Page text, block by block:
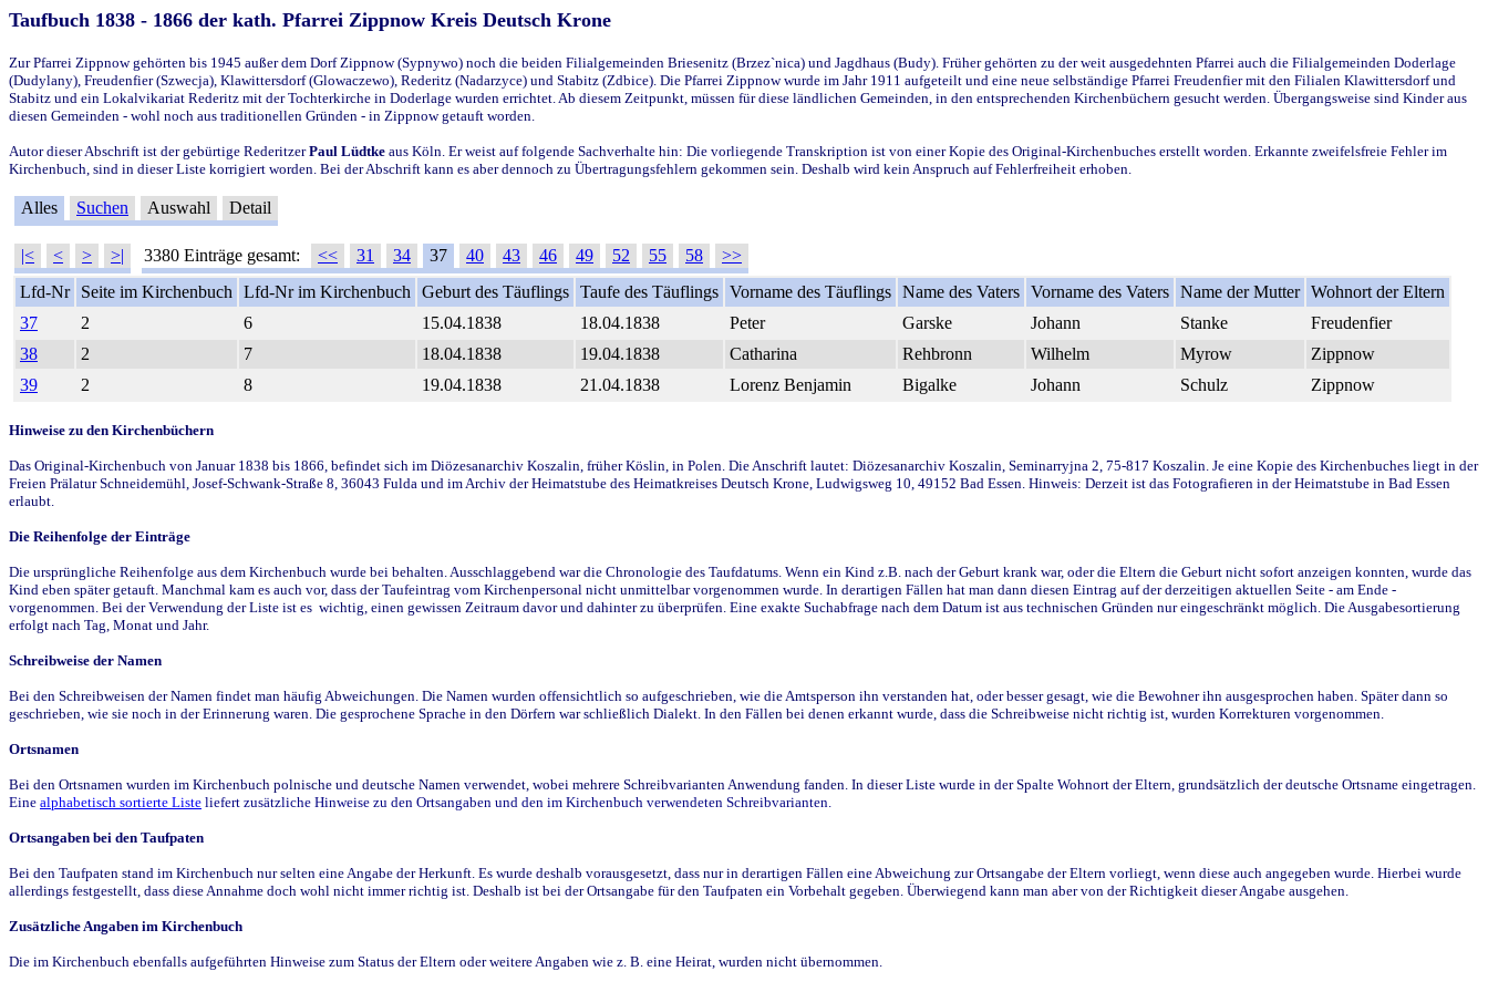
Taufbuch 1838 - 1866 der kath. Pfarrei Zippnow Kreis Deutsch Krone
Zur Pfarrei Zippnow gehörten bis 1945 außer dem Dorf Zippnow (Sypnywo) noch die beiden Filialgemeinden Briesenitz (Brzez`nica) und Jagdhaus (Budy). Früher gehörten zu der weit ausgedehnten Pfarrei auch die Filialgemeinden Doderlage
(Dudylany), Freudenfier (Szwecja), Klawittersdorf (Glowaczewo), Rederitz (Nadarzyce) und Stabitz (Zdbice). Die Pfarrei Zippnow wurde im Jahr 1911 aufgeteilt und eine neue selbständige Pfarrei Freudenfier mit den Filialen Klawittersdorf und
Stabitz und ein Lokalvikariat Rederitz mit der Tochterkirche in Doderlage wurden errichtet. Ab diesem Zeitpunkt, müssen für diese ländlichen Gemeinden, in den entsprechenden Kirchenbüchern gesucht werden. Übergangsweise sind Kinder aus
diesen Gemeinden - wohl noch aus traditionellen Gründen - in Zippnow getauft worden.
Autor dieser Abschrift ist der gebürtige RederitzerPaul Lüdtke aus Köln. Er weist auf folgende Sachverhalte hin: Die vorliegende Transkription ist von einer Kopie des Original-Kirchenbuches erstellt worden. Erkannte zweifelsfreie Fehler im
Kirchenbuch, sind in dieser Liste korrigiert worden. Bei der Abschrift kann es aber dennoch zu Übertragungsfehlern gekommen sein. Deshalb wird kein Anspruch auf Fehlerfreiheit erhoben.
Alles Suchen Auswahl Detail
|< < > >| 3380 Einträge gesamt: << 31 34 37 40 43 46 49 52 55 58
>>
Lfd-Nr
Seite im Kirchenbuch Lfd-Nr im Kirchenbuch Geburt des Täuflings Taufe des Täuflings Vorname des Täuflings Name des Vaters Vorname des Vaters Name der Mutter Wohnort der Eltern
37
2 6 15.04.1838 18.04.1838 Peter Garske Johann Stanke
Freudenfier
38
2 7 18.04.1838 19.04.1838 Catharina Rehbronn Wilhelm Myrow
Zippnow
39
2 8 19.04.1838 21.04.1838 Lorenz Benjamin Bigalke Johann Schulz Zippnow
Hinweise zu den Kirchenbüchern
Das Original-Kirchenbuch von Januar 1838 bis 1866, befindet sich im Diözesanarchiv Koszalin, früher Köslin, in Polen. Die Anschrift lautet: Diözesanarchiv Koszalin, Seminarryjna 2, 75-817 Koszalin. Je eine Kopie des Kirchenbuches liegt in der
Freien Prälatur Schneidemühl, Josef-Schwank-Straße 8, 36043 Fulda und im Archiv der Heimatstube des Heimatkreises Deutsch Krone, Ludwigsweg 10, 49152 Bad Essen. Hinweis: Derzeit ist das Fotografieren in der Heimatstube in Bad Essen
erlaubt.
Die Reihenfolge der Einträge
Die ursprüngliche Reihenfolge aus dem Kirchenbuch wurde bei behalten. Ausschlaggebend war die Chronologie des Taufdatums. Wenn ein Kind z.B. nach der Geburt krank war, oder die Eltern die Geburt nicht sofort anzeigen konnten, wurde das
Kind eben später getauft. Manchmal kam es auch vor, dass der Taufeintrag vom Kirchenpersonal nicht unmittelbar vorgenommen wurde. In derartigen Fällen hat man dann diesen Eintrag auf der derzeitigen aktuellen Seite - am Ende -
vorgenommen. Bei der Verwendung der Liste ist es wichtig, einen gewissen Zeitraum davor und dahinter zu überprüfen. Eine exakte Suchabfrage nach dem Datum ist aus technischen Gründen nur eingeschränkt möglich. Die Ausgabesortierung
erfolgt nach Tag, Monat und Jahr.
Schreibweise der Namen
Bei den Schreibweisen der Namen findet man häufig Abweichungen. Die Namen wurden offensichtlich so aufgeschrieben, wie die Amtsperson ihn verstanden hat, oder besser gesagt, wie die Bewohner ihn ausgesprochen haben. Später dann so
geschrieben, wie sie noch in der Erinnerung waren. Die gesprochene Sprache in den Dörfern war schließlich Dialekt. In den Fällen bei denen erkannt wurde, dass die Schreibweise nicht richtig ist, wurden Korrekturen vorgenommen.
Ortsnamen
Bei den Ortsnamen wurden im Kirchenbuch polnische und deutsche Namen verwendet, wobei mehrere Schreibvarianten Anwendung fanden. In dieser Liste wurde in der Spalte Wohnort der Eltern, grundsätzlich der deutsche Ortsname eingetragen.
Eine alphabetisch sortierte Liste liefert zusätzliche Hinweise zu den Ortsangaben und den im Kirchenbuch verwendeten Schreibvarianten.
Ortsangaben bei den Taufpaten
Bei den Taufpaten stand im Kirchenbuch nur selten eine Angabe der Herkunft. Es wurde deshalb vorausgesetzt, dass nur in derartigen Fällen eine Abweichung zur Ortsangabe der Eltern vorliegt, wenn diese auch angegeben wurde. Hierbei wurde
allerdings festgestellt, dass diese Annahme doch wohl nicht immer richtig ist. Deshalb ist bei der Ortsangabe für den Taufpaten ein Vorbehalt gegeben. Überwiegend kann man aber von der Richtigkeit dieser Angabe ausgehen.
Zusätzliche Angaben im Kirchenbuch
Die im Kirchenbuch ebenfalls aufgeführten Hinweise zum Status der Eltern oder weitere Angaben wie z. B. eine Heirat, wurden nicht übernommen.